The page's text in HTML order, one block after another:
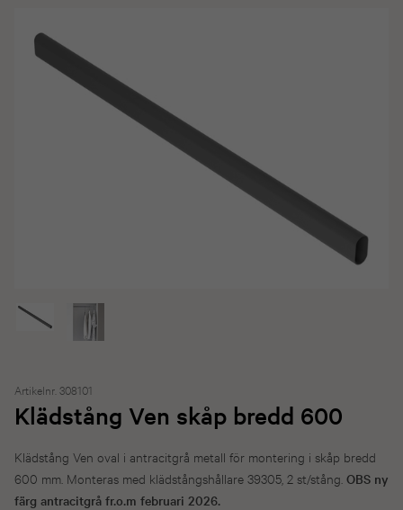
Artikelnr. 308101
Klädstång Ven skåp bredd 600
Klädstång Ven oval i antracitgrå metall för montering i skåp bredd
600 mm. Monteras med klädstångshållare 39305, 2 st/stång. OBS ny
färg antracitgrå fr.o.m februari 2026.